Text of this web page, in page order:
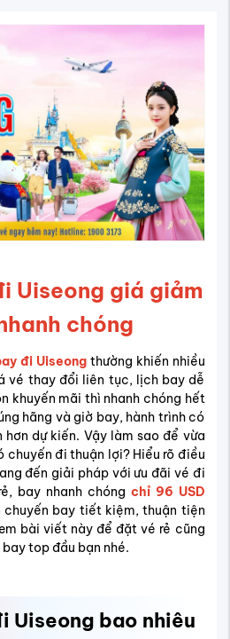
Uiseong giá giảm
chóng
đi Uiseongthường khiến nhiều
vé thay đổi liên tục, lịch bay dễ
khuyến mãi thì nhanh chóng hết
hãng và giờ bay, hành trình có
dự kiến. Vậy làm sao để vừa
đi thuận lợi? Hiểu rõ điều
đến giải pháp với ưu đãi vé đi
bay nhanh chóng chỉ 96 USD
chuyến bay tiết kiệm, thuận tiện
bài viết này để đặt vé rẻ cũng
top đầu bạn nhé.
Uiseong bao nhiêu